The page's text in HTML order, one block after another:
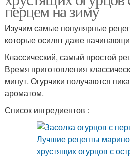
перцем на зиму
Изучим самые популярные
которые осилят даже
Классический, самый простой
Время приготовления
минут. Огурчики получаются
ароматом.
Список ингредиентов :